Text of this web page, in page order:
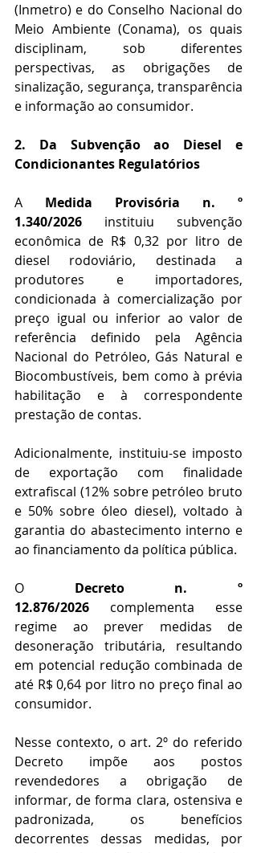
(Inmetro) e do Conselho Nacional do
Meio Ambiente (Conama), os quais
disciplinam, sob diferentes
perspectivas, as obrigações de
sinalização, segurança, transparência
e informação ao consumidor.
2. Da Subvenção ao Diesel e
Condicionantes Regulatórios
A Medida Provisória n. º
1.340/2026 instituiu subvenção
econômica de R$ 0,32 por litro de
diesel rodoviário, destinada a
produtores e importadores,
condicionada à comercialização por
preço igual ou inferior ao valor de
referência definido pela Agência
Nacional do Petróleo, Gás Natural e
Biocombustíveis, bem como à prévia
habilitação e à correspondente
prestação de contas.
Adicionalmente, instituiu-se imposto
de exportação com finalidade
extrafiscal (12% sobre petróleo bruto
e 50% sobre óleo diesel), voltado à
garantia do abastecimento interno e
ao financiamento da política pública.
O Decreto n. º
12.876/2026 complementa esse
regime ao prever medidas de
desoneração tributária, resultando
em potencial redução combinada de
até R$ 0,64 por litro no preço final ao
consumidor.
Nesse contexto, o art. 2º do referido
Decreto impõe aos postos
revendedores a obrigação de
informar, de forma clara, ostensiva e
padronizada, os benefícios
decorrentes dessas medidas, por